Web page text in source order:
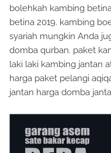
bolehkah kambing
betina 2019. kambing
syariah mungkin Anda
domba qurban. paket
laki laki kambing jantan
harga paket pelangi
jantan harga domba